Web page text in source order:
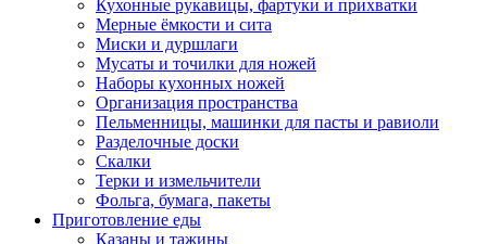
Кухонные рукавицы, фартуки и прихватки
Мерные ёмкости и сита
Миски и дуршлаги
Мусаты и точилки для ножей
Наборы кухонных ножей
Организация пространства
Пельменницы, машинки для пасты и равиоли
Разделочные доски
Скалки
Терки и измельчители
Фольга, бумага, пакеты
Приготовление еды
Казаны и тажины